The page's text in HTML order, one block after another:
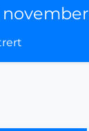
november